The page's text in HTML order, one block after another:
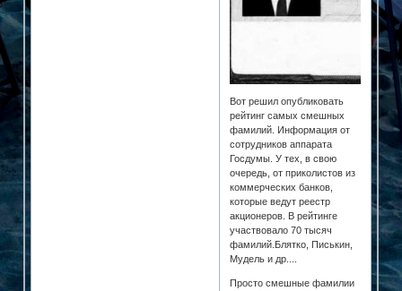
Вот решил опубликовать
рейтинг самых смешных
фамилий. Информация от
сотрудников аппарата
Госдумы. У тех, в свою
очередь, от приколистов из
коммерческих банков,
которые ведут реестр
акционеров. В рейтинге
участвовало 70 тысяч
фамилий.Блятко, Писькин,
Мудель и др....
Просто смешные фамилии